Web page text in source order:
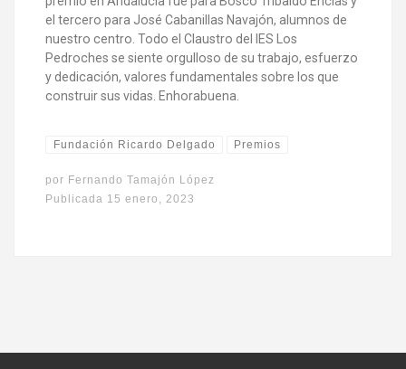
el tercero para José Cabanillas Navajón, alumnos de
nuestro centro. Todo el Claustro del IES Los
Pedroches se siente orgulloso de su trabajo, esfuerzo
y dedicación, valores fundamentales sobre los que
construir sus vidas. Enhorabuena.
Fundación Ricardo Delgado Premios
por Fernando Tamajón López
Publicada 15 enero, 2023